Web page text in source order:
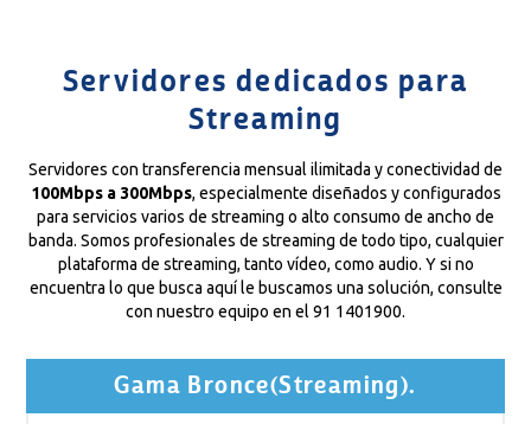
Servidores dedicados para
Streaming
Servidores con transferencia mensual ilimitada y conectividad de
100Mbps a 300Mbps, especialmente diseñados y configurados
para servicios varios de streaming o alto consumo de ancho de
banda. Somos profesionales de streaming de todo tipo, cualquier
plataforma de streaming, tanto vídeo, como audio. Y si no
encuentra lo que busca aquí le buscamos una solución, consulte
con nuestro equipo en el 91 1401900.
Gama Bronce(Streaming).